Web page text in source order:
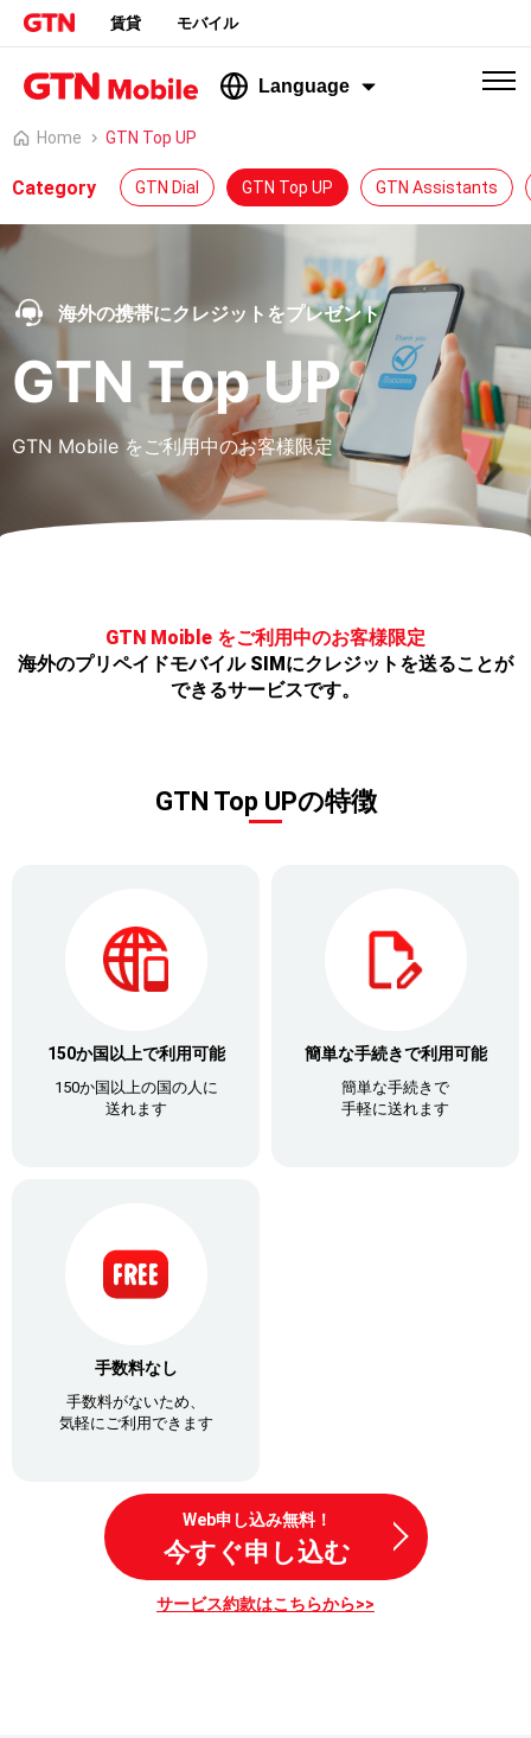
賃貸 モバイル
Language
Home GTN Top UP
Category GTN Dial GTN Top UP GTN Assistants
海外の携帯にクレジットをプレゼント
GTN Top UP
GTN Mobile をご利用中のお客様限定
GTN Moible をご利用中のお客様限定
海外のプリペイドモバイル SIMにクレジットを送ることが
できるサービスです。
GTN Top UPの特徴
150か国以上で利用可能
150か国以上の国の人に
送れます
簡単な手続きで利用可能
簡単な手続きで
手軽に送れます
手数料なし
手数料がないため、
気軽にご利用できます
Web申し込み無料！
今すぐ申し込む
サービス約款はこちらから>>